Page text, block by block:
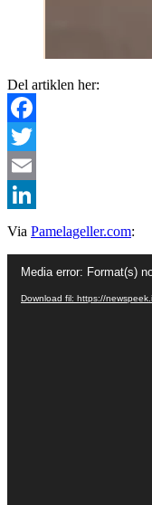
Del artiklen her:
Facebook
Twitter
Email
LinkedIn
Via Pamelageller.com:
Media error: Format(s)
Download fil: https://